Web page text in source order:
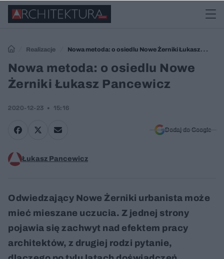
Realizacje
Nowa metoda: o osiedlu Nowe Żerniki Łukasz
Pancewicz
Nowa metoda: o osiedlu Nowe
Żerniki Łukasz Pancewicz
2020-12-23 15:16
Dodaj do Google
Łukasz Pancewicz
Odwiedzający Nowe Żerniki urbanista może
mieć mieszane uczucia. Z jednej strony
pojawia się zachwyt nad efektem pracy
architektów, z drugiej rodzi pytanie,